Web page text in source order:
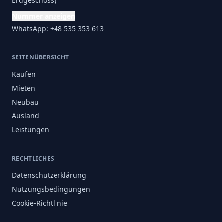
WhatsApp: +48 535 353 613
SEITENÜBERSICHT
Kaufen
Mieten
Neubau
Ausland
Leistungen
RECHTLICHES
Datenschutzerklärung
Nutzungsbedingungen
Cookie-Richtlinie